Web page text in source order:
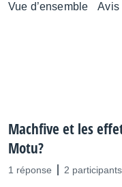
Vue d’ensemble Avis
Machfive et les
Motu?
1 réponse 2 participants